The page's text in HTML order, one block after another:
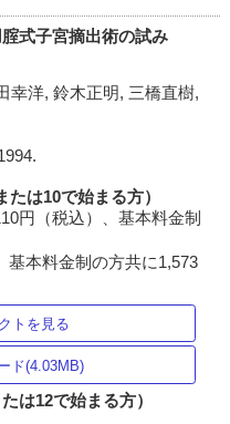
式子宮摘出術の試み
幸洋, 鈴木正明, 三橋直樹,
は10で始まる方）
円（税込）、基本料金制
基本料金制の方共に1,573
トを見る
ド(4.03MB)
は12で始まる方）